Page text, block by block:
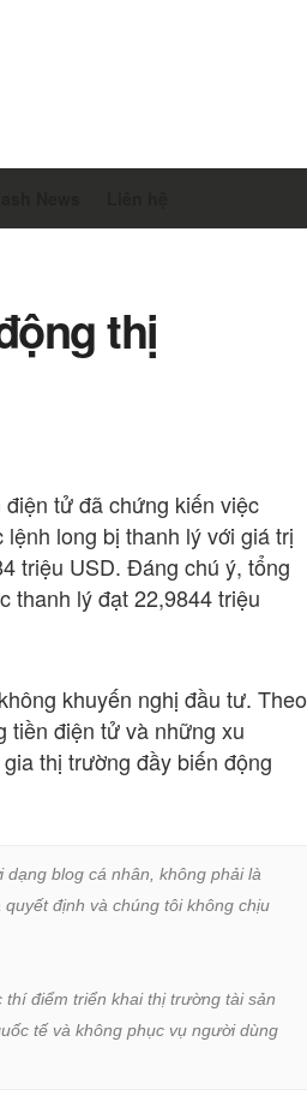
thị
tử đã chứng kiến ​​việc
long bị thanh lý với giá trị
triệu USD. Đáng chú ý, tổng
thanh lý đạt 22,9844 triệu
khuyến nghị đầu tư. Theo
tiền điện tử và những xu
thị trường đầy biến động
blog cá nhân, không phải là
định và chúng tôi không chịu
điểm triển khai thị trường tài sản
tế và không phục vụ người dùng